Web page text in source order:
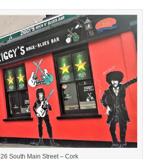
26 South Main Street – Cork